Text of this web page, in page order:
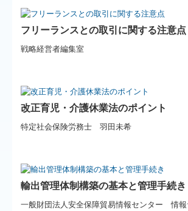
フリーランスとの取引に関する注意点
戦略経営者編集室
改正育児・介護休業法のポイント
特定社会保険労務士 羽田未希
輸出管理体制構築の基本と管理手続き
一般財団法人安全保障貿易情報センター情